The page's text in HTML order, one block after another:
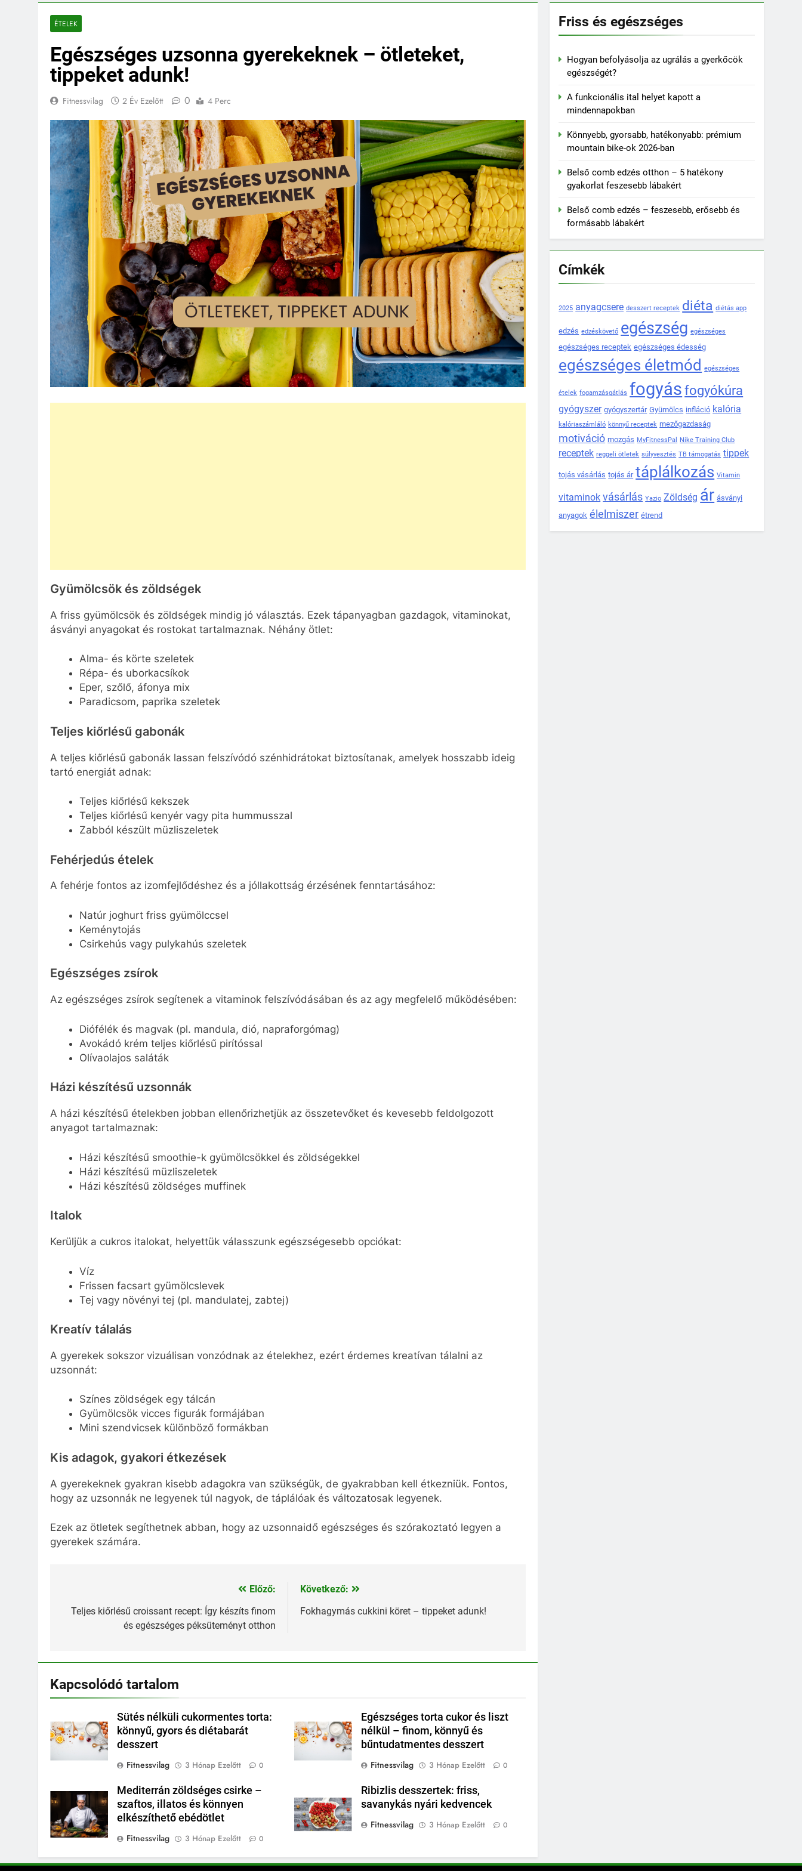
ÉTELEK
Egészséges uzsonna gyerekeknek – ötleteket,
tippeket adunk!
Fitnessvilag 2 Év Ezelőtt 0 4 Perc
Gyümölcsök és zöldségek
A friss gyümölcsök és zöldségek mindig jó választás. Ezek tápanyagban gazdagok, vitaminokat,
ásványi anyagokat és rostokat tartalmaznak. Néhány ötlet:
Alma- és körte szeletek
Répa- és uborkacsíkok
Eper, szőlő, áfonya mix
Paradicsom, paprika szeletek
Teljes kiőrlésű gabonák
A teljes kiőrlésű gabonák lassan felszívódó szénhidrátokat biztosítanak, amelyek hosszabb ideig
tartó energiát adnak:
Teljes kiőrlésű kekszek
Teljes kiőrlésű kenyér vagy pita hummusszal
Zabból készült müzliszeletek
Fehérjedús ételek
A fehérje fontos az izomfejlődéshez és a jóllakottság érzésének fenntartásához:
Natúr joghurt friss gyümölccsel
Keménytojás
Csirkehús vagy pulykahús szeletek
Egészséges zsírok
Az egészséges zsírok segítenek a vitaminok felszívódásában és az agy megfelelő működésében:
Diófélék és magvak (pl. mandula, dió, napraforgómag)
Avokádó krém teljes kiőrlésű pirítóssal
Olívaolajos saláták
Házi készítésű uzsonnák
A házi készítésű ételekben jobban ellenőrizhetjük az összetevőket és kevesebb feldolgozott
anyagot tartalmaznak:
Házi készítésű smoothie-k gyümölcsökkel és zöldségekkel
Házi készítésű müzliszeletek
Házi készítésű zöldséges muffinek
Italok
Kerüljük a cukros italokat, helyettük válasszunk egészségesebb opciókat:
Víz
Frissen facsart gyümölcslevek
Tej vagy növényi tej (pl. mandulatej, zabtej)
Kreatív tálalás
A gyerekek sokszor vizuálisan vonzódnak az ételekhez, ezért érdemes kreatívan tálalni az
uzsonnát:
Színes zöldségek egy tálcán
Gyümölcsök vicces figurák formájában
Mini szendvicsek különböző formákban
Kis adagok, gyakori étkezések
A gyerekeknek gyakran kisebb adagokra van szükségük, de gyakrabban kell étkezniük. Fontos,
hogy az uzsonnák ne legyenek túl nagyok, de táplálóak és változatosak legyenek.
Ezek az ötletek segíthetnek abban, hogy az uzsonnaidő egészséges és szórakoztató legyen a
gyerekek számára.
navigáció
Előző:
Teljes kiőrlésű croissant recept: Így készíts finom
és egészséges péksüteményt otthon
Következő:
Fokhagymás cukkini köret – tippeket adunk!
Kapcsolódó tartalom
Sütés nélküli cukormentes torta:
könnyű, gyors és diétabarát
desszert
Fitnessvilag
3 Hónap Ezelőtt 0
Egészséges torta cukor és liszt
nélkül – finom, könnyű és
bűntudatmentes desszert
Fitnessvilag
3 Hónap Ezelőtt 0
Mediterrán zöldséges csirke –
szaftos, illatos és könnyen
elkészíthető ebédötlet
Fitnessvilag
3 Hónap Ezelőtt 0
Ribizlis desszertek: friss,
savanykás nyári kedvencek
Fitnessvilag
3 Hónap Ezelőtt 0
Friss és egészséges
Hogyan befolyásolja az ugrálás a gyerkőcök
egészségét?
A funkcionális ital helyet kapott a
mindennapokban
Könnyebb, gyorsabb, hatékonyabb: prémium
mountain bike-ok 2026-ban
Belső comb edzés otthon – 5 hatékony
gyakorlat feszesebb lábakért
Belső comb edzés – feszesebb, erősebb és
formásabb lábakért
Címkék
2025 anyagcsere desszert receptek diéta diétás app
edzés edzéskövető egészség egészséges
egészséges receptek egészséges édesség
egészséges életmód egészséges
ételek fogamzásgátlás fogyás fogyókúra
gyógyszer gyógyszertár Gyümölcs infláció kalória
kalóriaszámláló könnyű receptek mezőgazdaság
motiváció mozgás MyFitnessPal Nike Training Club
receptek reggeli ötletek súlyvesztés TB támogatás tippek
tojás vásárlás tojás ár táplálkozás Vitamin
vitaminok vásárlás Yazio Zöldség ár ásványi
anyagok élelmiszer étrend